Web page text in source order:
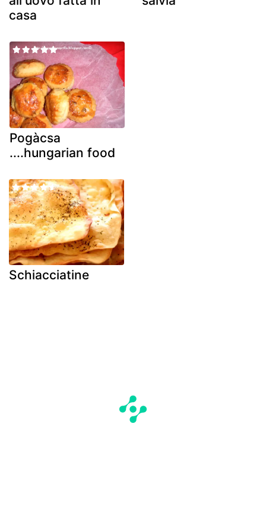
casa
Pogàcsa
....hungarian food
Schiacciatine